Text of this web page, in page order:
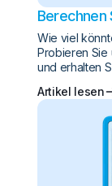
Berechnen
Fuhrpark
Wie viel
Probieren Sie
und erhalten
Artikel lesen